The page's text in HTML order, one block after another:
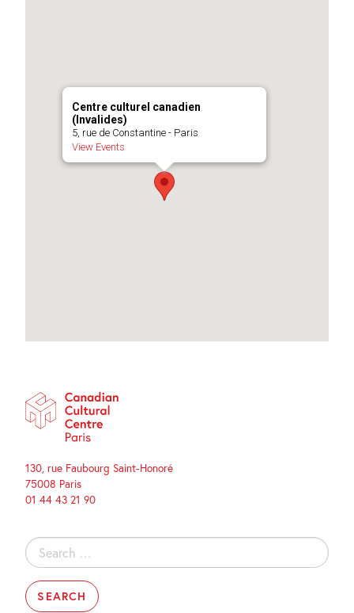
Centre culturel canadien
(Invalides)
5, rue de Constantine - Paris
View Events
130, rue Faubourg Saint-Honoré
75008 Paris
01 44 43 21 90
Search
for: